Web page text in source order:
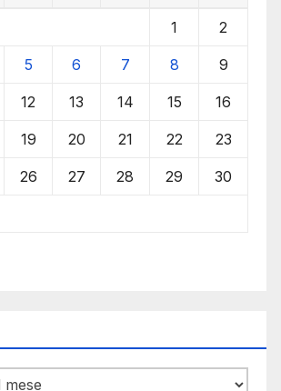
1 2
5 6 7 8 9
12 13 14 15 16
19 20 21 22 23
26 27 28 29 30